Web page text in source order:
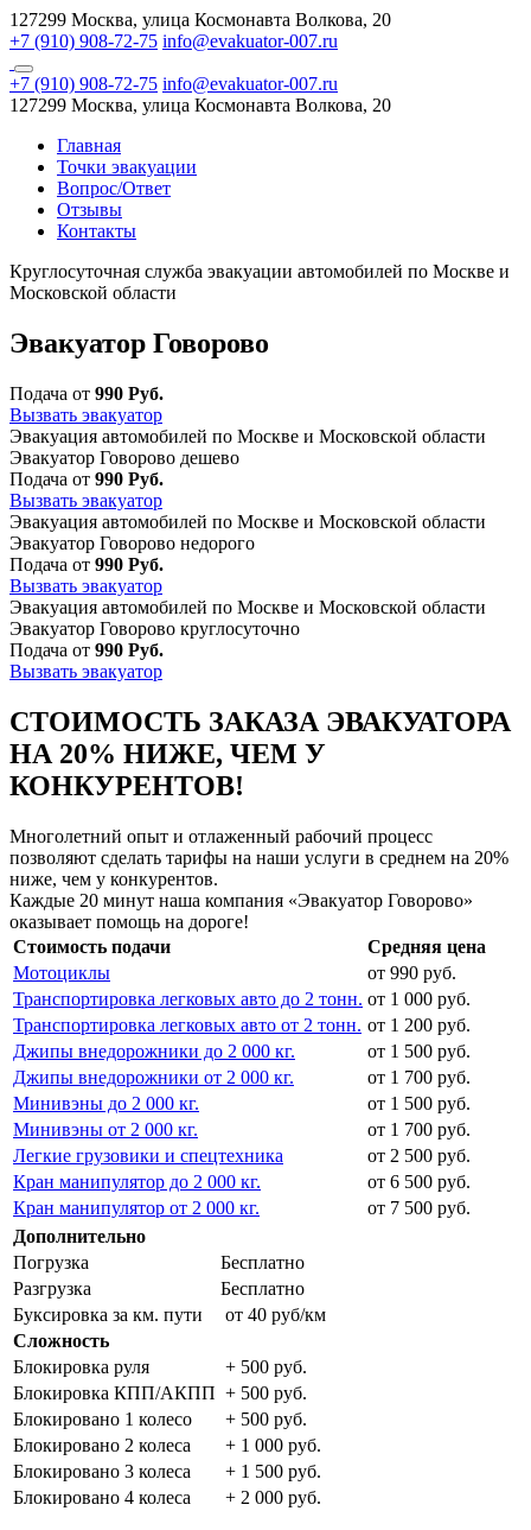
127299 Москва, улица Космонавта Волкова, 20
+7 (910) 908-72-75 info@evakuator-007.ru
+7 (910) 908-72-75 info@evakuator-007.ru
127299 Москва, улица Космонавта Волкова, 20
Главная
Точки эвакуации
Вопрос/Ответ
Отзывы
Контакты
Круглосуточная служба эвакуации автомобилей по Москве и
Московской области
Эвакуатор Говорово
Подача от 990 Руб.
Вызвать эвакуатор
Эвакуация автомобилей по Москве и Московской области
Эвакуатор Говорово дешево
Подача от 990 Руб.
Вызвать эвакуатор
Эвакуация автомобилей по Москве и Московской области
Эвакуатор Говорово недорого
Подача от 990 Руб.
Вызвать эвакуатор
Эвакуация автомобилей по Москве и Московской области
Эвакуатор Говорово круглосуточно
Подача от 990 Руб.
Вызвать эвакуатор
СТОИМОСТЬ ЗАКАЗА ЭВАКУАТОРА
НА 20% НИЖЕ, ЧЕМ У
КОНКУРЕНТОВ!
Многолетний опыт и отлаженный рабочий процесс
позволяют сделать тарифы на наши услуги в среднем на 20%
ниже, чем у конкурентов.
Каждые 20 минут наша компания «Эвакуатор Говорово»
оказывает помощь на дороге!
Стоимость подачи
Средняя цена
Мотоциклы
от 990 руб.
Транспортировка легковых авто до 2 тонн. от 1 000 руб.
Транспортировка легковых авто от 2 тонн. от 1 200 руб.
Джипы внедорожники до 2 000 кг.
от 1 500 руб.
Джипы внедорожники от 2 000 кг.
от 1 700 руб.
Минивэны до 2 000 кг.
от 1 500 руб.
Минивэны от 2 000 кг.
от 1 700 руб.
Легкие грузовики и спецтехника
от 2 500 руб.
Кран манипулятор до 2 000 кг.
от 6 500 руб.
Кран манипулятор от 2 000 кг.
от 7 500 руб.
Дополнительно
Погрузка
Бесплатно
Разгрузка
Бесплатно
Буксировка за км. пути
от 40 руб/км
Сложность
Блокировка руля
+ 500 руб.
Блокировка КПП/АКПП + 500 руб.
Блокировано 1 колесо
+ 500 руб.
Блокировано 2 колеса
+ 1 000 руб.
Блокировано 3 колеса
+ 1 500 руб.
Блокировано 4 колеса
+ 2 000 руб.